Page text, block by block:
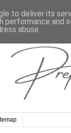
to deliver its
performance
abuse.